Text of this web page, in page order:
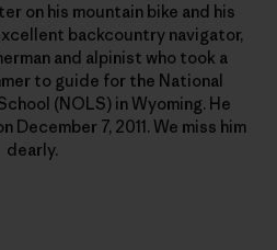
on his mountain bike and his
backcountry navigator,
and alpinist who took a
to guide for the National
(NOLS) in Wyoming. He
December 7, 2011. We miss him
dearly.